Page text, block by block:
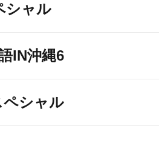
シャル
IN沖縄6
ペシャル